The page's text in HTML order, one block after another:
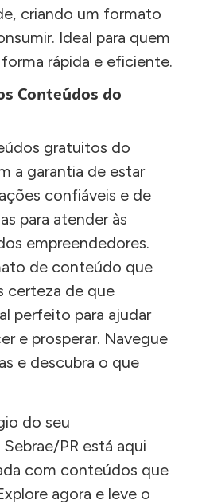
criando um formato
Ideal para quem
rápida e eficiente.
Conteúdos do
gratuitos do
a garantia de estar
confiáveis e de
para atender às
empreendedores.
de conteúdo que
certeza de que
perfeito para ajudar
e prosperar. Navegue
e descubra o que
do seu
PR está aqui
com conteúdos que
agora e leve o